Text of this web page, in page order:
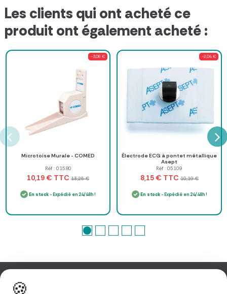
Les clients qui ont acheté ce
produit ont également acheté :
-3,06 €
Microtoise Murale - COMED
Réf : 01580
10,19 € TTC 13,25 €
En stock - Expédié en 24/48h !
-2,04 €
Électrode ECG à pontet métallique
Asept
Réf : 05109
8,15 € TTC 10,19 €
En stock- Expédié en 24/48h !
Information
🍪